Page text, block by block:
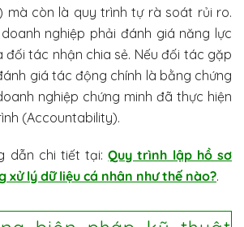
mà còn là quy trình tự rà soát rủi ro.
nghiệp phải đánh giá năng lực
đối tác nhận chia sẻ. Nếu đối tác gặp
giá tác động chính là bằng chứng
nghiệp chứng minh đã thực hiện
(Accountability).
dẫn chi tiết tại:Quy trình lập hồ sơ
xử lý dữ liệu cá nhân như thế nào?.